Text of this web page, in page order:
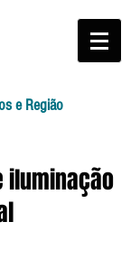
e Região
iluminação